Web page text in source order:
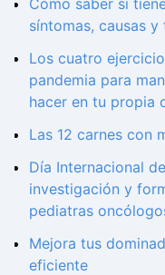
síntomas, causas
Los cuatro
pandemia para
hacer en tu propia
Las 12 carnes con
Día Internacional
investigación y
pediatras
Mejora tus
eficiente